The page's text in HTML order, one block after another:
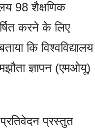
98 शैक्षणिक
करने के लिए
कि विश्वविद्यालय
ज्ञापन (एमओयू)
प्रस्तुत